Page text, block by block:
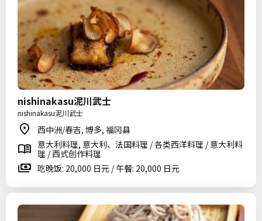
nishinakasu泥川武士
nishinakasu泥川武士
西中洲/春吉, 博多, 福冈县
意大利料理, 意大利、法国料理 / 各类西洋料理 / 意大利料
理 / 西式创作料理
吃晚饭: 20,000 日元 / 午餐: 20,000 日元